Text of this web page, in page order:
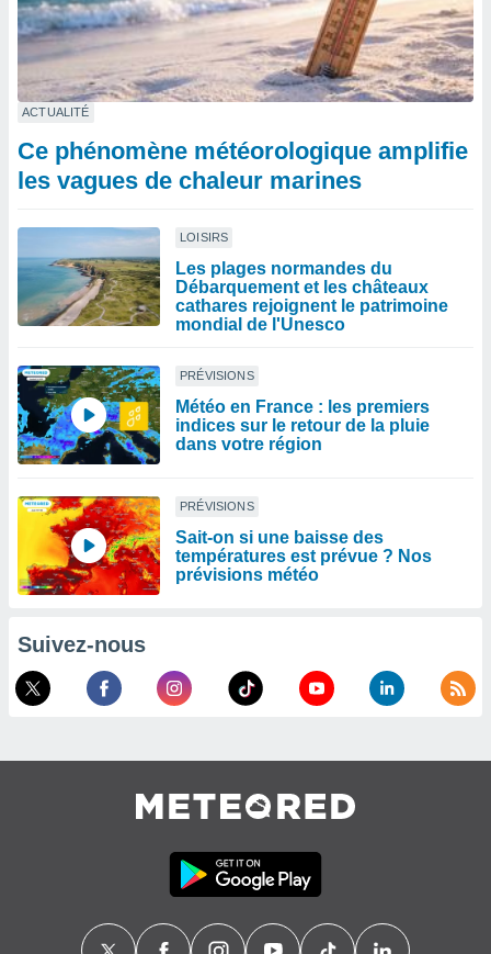
ACTUALITÉ
Ce phénomène météorologique amplifie
les vagues de chaleur marines
LOISIRS
Les plages normandes du
Débarquement et les châteaux
cathares rejoignent le patrimoine
mondial de l'Unesco
PRÉVISIONS
Météo en France : les premiers
indices sur le retour de la pluie
dans votre région
PRÉVISIONS
Sait-on si une baisse des
températures est prévue ? Nos
prévisions météo
Suivez-nous